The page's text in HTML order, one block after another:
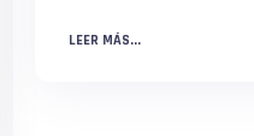
LEER MÁS...